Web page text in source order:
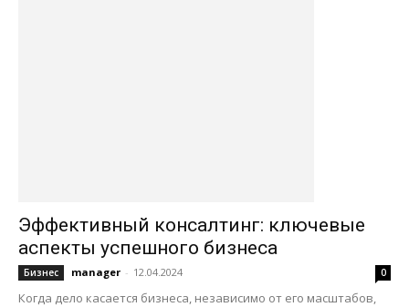
Эффективный консалтинг: ключевые
аспекты успешного бизнеса
Бизнес manager - 12.04.2024 0
Когда дело касается бизнеса, независимо от его масштабов,